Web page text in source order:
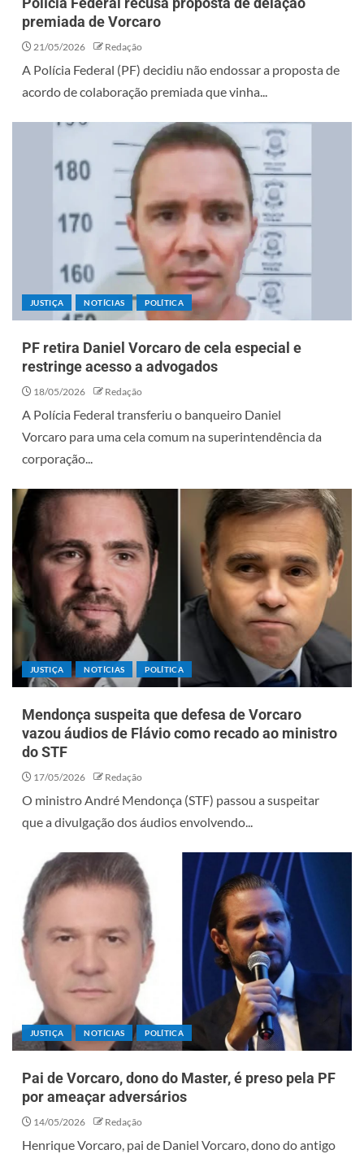
premiada de Vorcaro
21/05/2026 Redação
A Polícia Federal (PF) decidiu não endossar a proposta de
acordo de colaboração premiada que vinha...
JUSTIÇA NOTÍCIAS POLÍTICA
PF retira Daniel Vorcaro de cela especial e
restringe acesso a advogados
18/05/2026 Redação
A Polícia Federal transferiu o banqueiro Daniel
Vorcaro para uma cela comum na superintendência da
corporação...
JUSTIÇA NOTÍCIAS POLÍTICA
Mendonça suspeita que defesa de Vorcaro
vazou áudios de Flávio como recado ao ministro
do STF
17/05/2026 Redação
O ministro André Mendonça (STF) passou a suspeitar
que a divulgação dos áudios envolvendo...
JUSTIÇA NOTÍCIAS POLÍTICA
Pai de Vorcaro, dono do Master, é preso pela PF
por ameaçar adversários
14/05/2026 Redação
Henrique Vorcaro, pai de Daniel Vorcaro, dono do antigo